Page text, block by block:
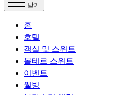
닫기
홈
호텔
객실 및 스위트
볼테르 스위트
이벤트
웰빙